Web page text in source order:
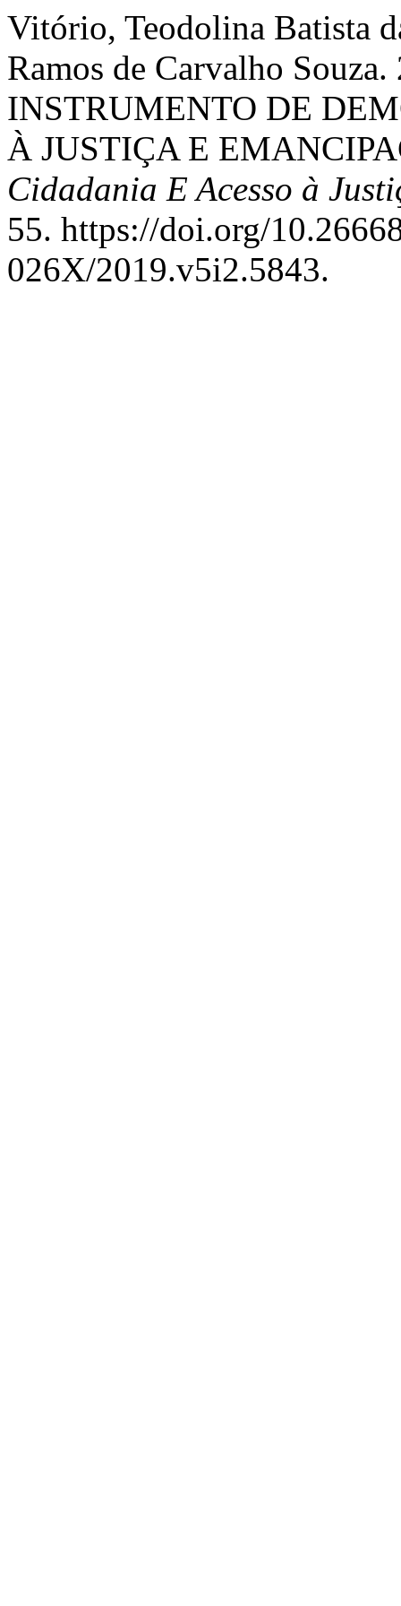
Vitório, Teodolina Batista
Ramos de Carvalho
INSTRUMENTO DE
À JUSTIÇA E
Cidadania E Acesso à
55. https://doi.org/
026X/2019.v5i2.5843.